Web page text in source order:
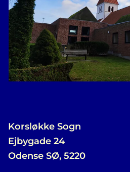
Korsløkke Sogn
Ejbygade 24
Odense SØ, 5220